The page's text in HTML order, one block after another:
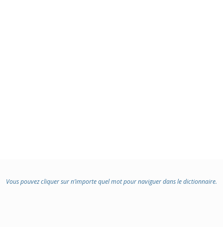
Vous pouvez cliquer sur n’importe quel mot pour naviguer dans le dictionnaire.